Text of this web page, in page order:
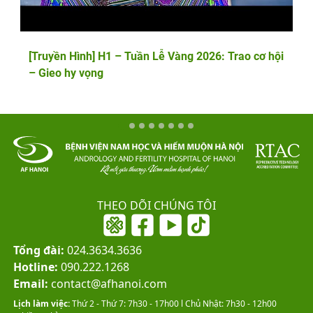
[Truyền Hình] H1 – Tuần Lễ Vàng 2026: Trao cơ hội
– Gieo hy vọng
THEO DÕI CHÚNG TÔI
Tổng đài: 024.3634.3636
Hotline: 090.222.1268
Email: contact@afhanoi.com
Lịch làm việc:Thứ 2 - Thứ 7: 7h30 - 17h00 l Chủ Nhật: 7h30 - 12h00